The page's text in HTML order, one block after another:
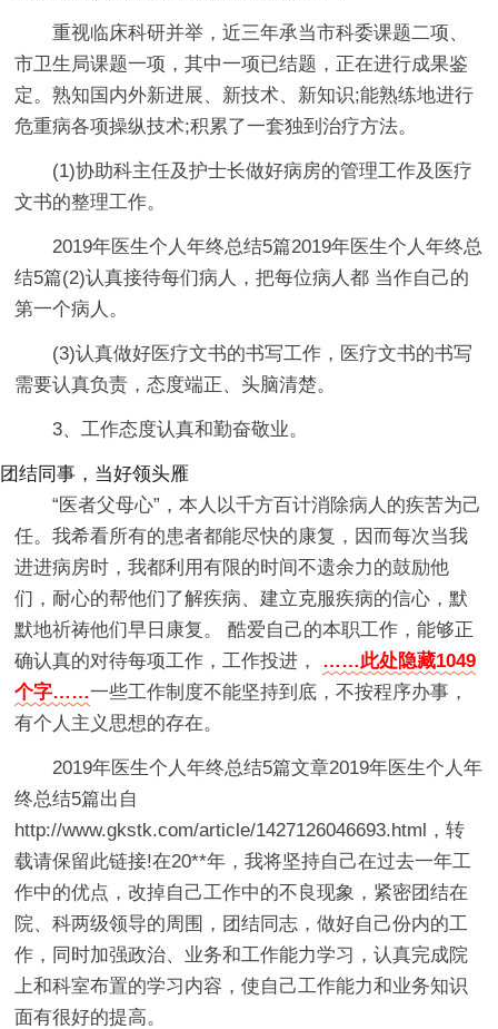
重视临床科研并举，近三年承当市科委课题二项、
市卫生局课题一项，其中一项已结题，正在进行成果鉴
定。熟知国内外新进展、新技术、新知识;能熟练地进行
危重病各项操纵技术;积累了一套独到治疗方法。
(1)协助科主任及护士长做好病房的管理工作及医疗
文书的整理工作。
2019年医生个人年终总结5篇2019年医生个人年终总
结5篇(2)认真接待每们病人，把每位病人都 当作自己的
第一个病人。
(3)认真做好医疗文书的书写工作，医疗文书的书写
需要认真负责，态度端正、头脑清楚。
3、工作态度认真和勤奋敬业。
团结同事，当好领头雁
“医者父母心”，本人以千方百计消除病人的疾苦为己
任。我希看所有的患者都能尽快的康复，因而每次当我
进进病房时，我都利用有限的时间不遗余力的鼓励他
们，耐心的帮他们了解疾病、建立克服疾病的信心，默
默地祈祷他们早日康复。 酷爱自己的本职工作，能够正
确认真的对待每项工作，工作投进， ……此处隐藏1049
个字……一些工作制度不能坚持到底，不按程序办事，
有个人主义思想的存在。
2019年医生个人年终总结5篇文章2019年医生个人年
终总结5篇出自
http://www.gkstk.com/article/1427126046693.html，转
载请保留此链接!在20**年，我将坚持自己在过去一年工
作中的优点，改掉自己工作中的不良现象，紧密团结在
院、科两级领导的周围，团结同志，做好自己份内的工
作，同时加强政治、业务和工作能力学习，认真完成院
上和科室布置的学习内容，使自己工作能力和业务知识
面有很好的提高。